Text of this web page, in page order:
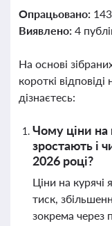
Опрацьовано:
Виявлено: 4
На основі
короткі
дізнаєтесь:
Чому ціни на
зростають і
2026 році?
Ціни на курячі
тиск,
зокрема через